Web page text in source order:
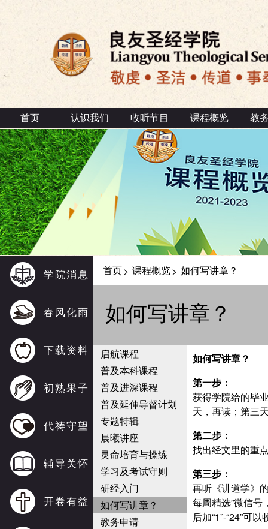
首页 认识我们 收听节目 课程概览 教
学院消息
春风化雨
下载资料
初熟果子
代祷守望
辅导关怀
开卷有益
首页> 课程概览> 如何写讲章？
如何写讲章？
启航课程
普及本科课程
普及进深课程
普及延伸导督计划
专题特辑
晨曦讲座
灵命培育与操练
学习及考试守则
研经入门
如何写讲章？
教务申请
如何写讲章？
第一步：
获得学院给的毕
天，再读；第三
第二步：
找出经文里的重
第三步：
再听《讲道学》
每周精选”微信号
后加“1”-“24”可